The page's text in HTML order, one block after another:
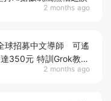
2 months ago
2 months ago
球招募中文導師 可遙
350元 特訓Grok教方
用完即棄？